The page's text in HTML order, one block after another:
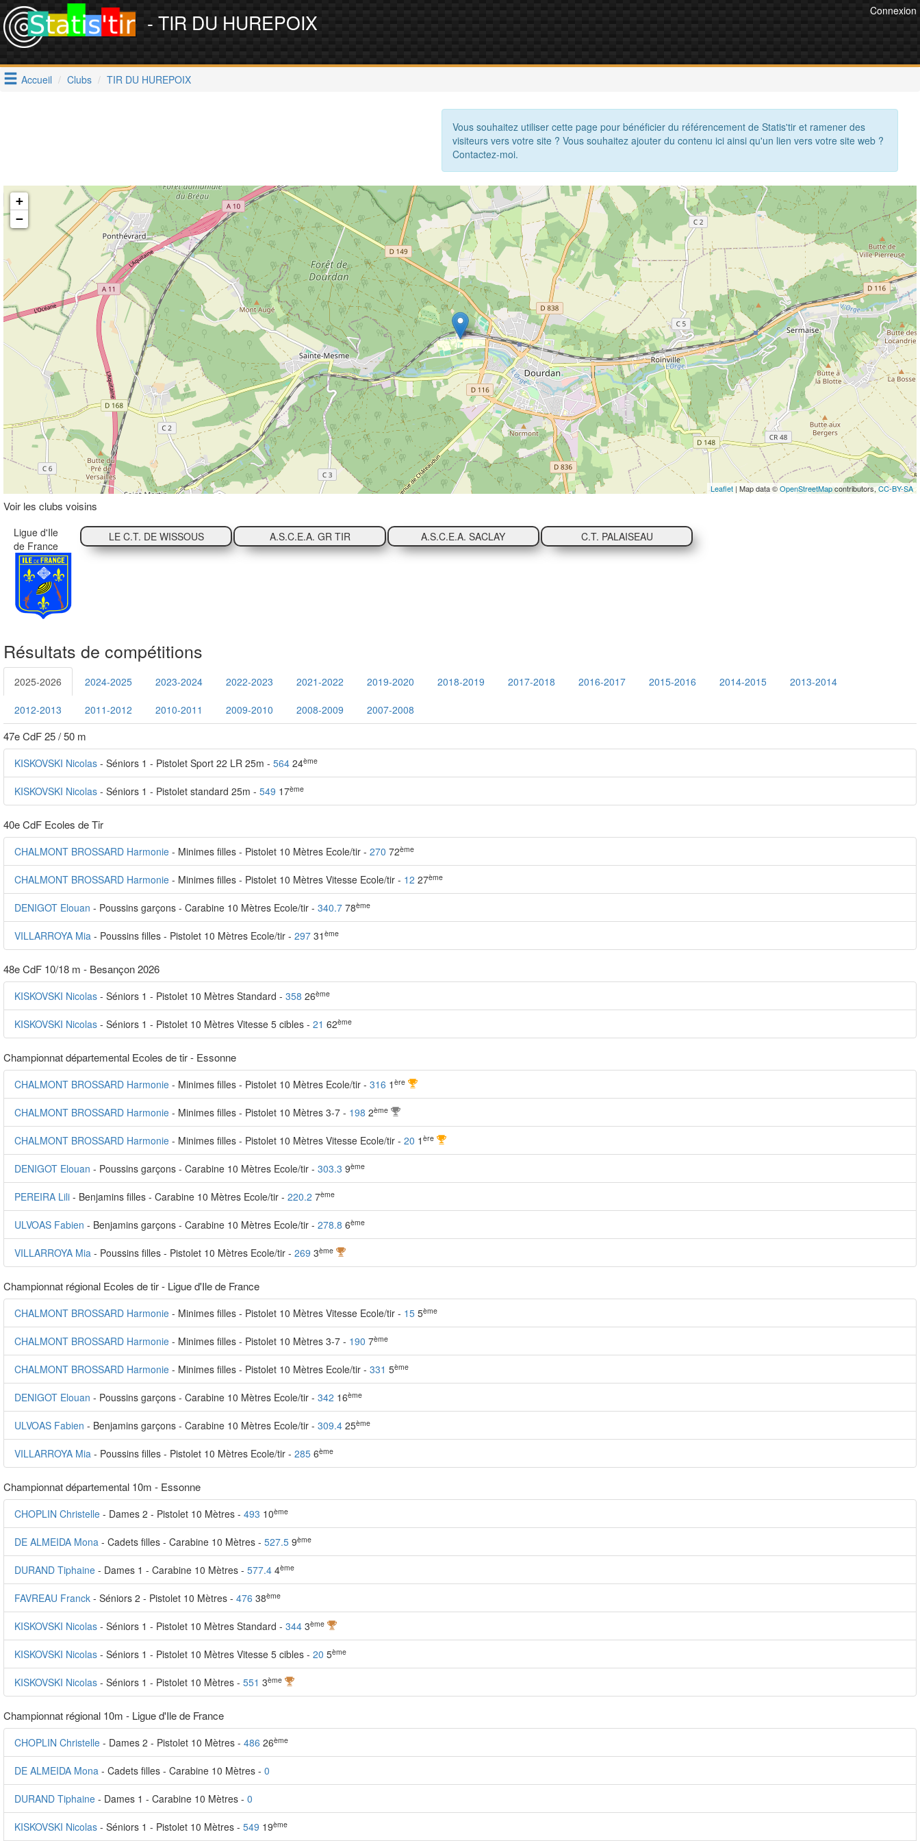
Connexion
- TIR DU HUREPOIX
Accueil Clubs TIR DU HUREPOIX
Vous souhaitez utiliser cette page pour bénéficier du référencement de Statis'tir et ramener des
visiteurs vers votre site ? Vous souhaitez ajouter du contenu ici ainsi qu'un lien vers votre site web ?
Contactez-moi.
+
−
Leaflet | Map data ©OpenStreetMapcontributors, CC-BY-SA
Voir les clubs voisins
Ligue d'Ile
de France
LE C.T. DE WISSOUS A.S.C.E.A. GR TIR A.S.C.E.A. SACLAY C.T. PALAISEAU
Résultats de compétitions
2025-2026 2024-2025 2023-2024 2022-2023 2021-2022 2019-2020 2018-2019 2017-2018 2016-2017 2015-2016 2014-2015 2013-2014
2012-2013 2011-2012 2010-2011 2009-2010 2008-2009 2007-2008
47e CdF 25 / 50 m
KISKOVSKI Nicolas - Séniors 1 - Pistolet Sport 22 LR 25m - 564 24ème
KISKOVSKI Nicolas - Séniors 1 - Pistolet standard 25m - 549 17ème
40e CdF Ecoles de Tir
CHALMONT BROSSARD Harmonie - Minimes filles - Pistolet 10 Mètres Ecole/tir - 270 72ème
CHALMONT BROSSARD Harmonie - Minimes filles - Pistolet 10 Mètres Vitesse Ecole/tir - 12 27ème
DENIGOT Elouan - Poussins garçons - Carabine 10 Mètres Ecole/tir - 340.7 78ème
VILLARROYA Mia - Poussins filles - Pistolet 10 Mètres Ecole/tir - 297 31 ème
48e CdF 10/18 m - Besançon 2026
KISKOVSKI Nicolas - Séniors 1 - Pistolet 10 Mètres Standard - 358 26ème
KISKOVSKI Nicolas - Séniors 1 - Pistolet 10 Mètres Vitesse 5 cibles - 21 62ème
Championnat départemental Ecoles de tir - Essonne
CHALMONT BROSSARD Harmonie - Minimes filles - Pistolet 10 Mètres Ecole/tir - 316 1 ère
CHALMONT BROSSARD Harmonie - Minimes filles - Pistolet 10 Mètres 3-7 - 198 2ème
CHALMONT BROSSARD Harmonie - Minimes filles - Pistolet 10 Mètres Vitesse Ecole/tir - 20 1 ère
DENIGOT Elouan - Poussins garçons - Carabine 10 Mètres Ecole/tir - 303.3 9ème
PEREIRA Lili - Benjamins filles - Carabine 10 Mètres Ecole/tir - 220.2 7ème
ULVOAS Fabien - Benjamins garçons - Carabine 10 Mètres Ecole/tir - 278.8 6ème
VILLARROYA Mia - Poussins filles - Pistolet 10 Mètres Ecole/tir - 269 3ème
Championnat régional Ecoles de tir - Ligue d'Ile de France
CHALMONT BROSSARD Harmonie - Minimes filles - Pistolet 10 Mètres Vitesse Ecole/tir - 15 5ème
CHALMONT BROSSARD Harmonie - Minimes filles - Pistolet 10 Mètres 3-7 - 190 7ème
CHALMONT BROSSARD Harmonie - Minimes filles - Pistolet 10 Mètres Ecole/tir - 331 5ème
DENIGOT Elouan - Poussins garçons - Carabine 10 Mètres Ecole/tir - 342 16ème
ULVOAS Fabien - Benjamins garçons - Carabine 10 Mètres Ecole/tir - 309.4 25ème
VILLARROYA Mia - Poussins filles - Pistolet 10 Mètres Ecole/tir - 285 6ème
Championnat départemental 10m - Essonne
CHOPLIN Christelle - Dames 2 - Pistolet 10 Mètres - 493 10ème
DE ALMEIDA Mona - Cadets filles - Carabine 10 Mètres - 527.5 9ème
DURAND Tiphaine - Dames 1 - Carabine 10 Mètres - 577.4 4ème
FAVREAU Franck - Séniors 2 - Pistolet 10 Mètres - 476 38ème
KISKOVSKI Nicolas - Séniors 1 - Pistolet 10 Mètres Standard - 344 3ème
KISKOVSKI Nicolas - Séniors 1 - Pistolet 10 Mètres Vitesse 5 cibles - 20 5ème
KISKOVSKI Nicolas - Séniors 1 - Pistolet 10 Mètres - 551 3ème
Championnat régional 10m - Ligue d'Ile de France
CHOPLIN Christelle - Dames 2 - Pistolet 10 Mètres - 486 26ème
DE ALMEIDA Mona - Cadets filles - Carabine 10 Mètres - 0
DURAND Tiphaine - Dames 1 - Carabine 10 Mètres - 0
KISKOVSKI Nicolas - Séniors 1 - Pistolet 10 Mètres - 549 19ème